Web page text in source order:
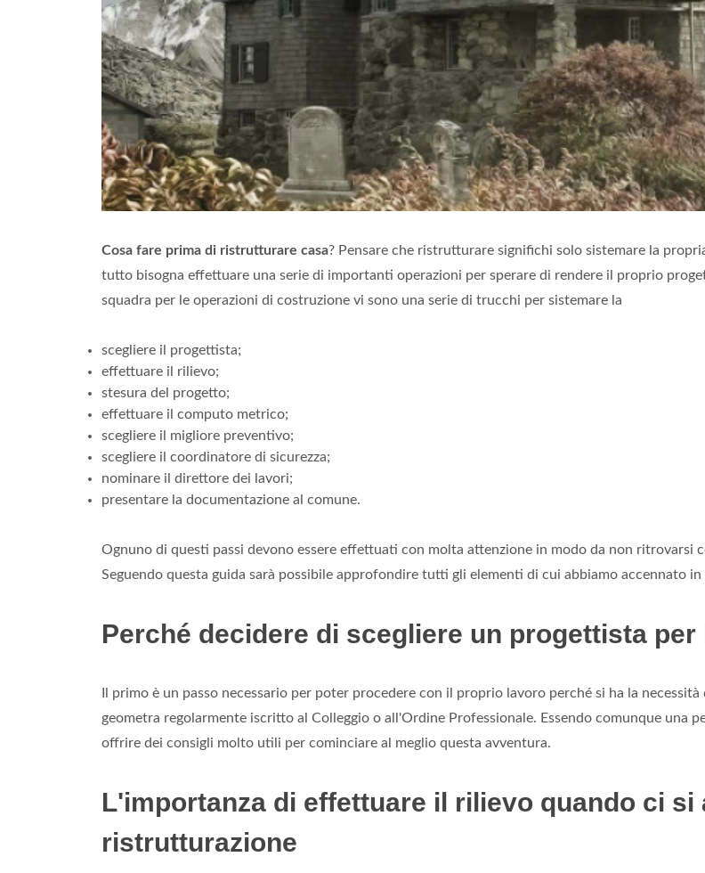
Cosa fare prima di ristrutturare casa? Pensare che ristrutturare significhi solo sistemare la
tutto bisogna effettuare una serie di importanti operazioni per sperare di rendere il proprio
squadra per le operazioni di costruzione vi sono una serie di trucchi per sistemare la
scegliere il progettista;
effettuare il rilievo;
stesura del progetto;
effettuare il computo metrico;
scegliere il migliore preventivo;
scegliere il coordinatore di sicurezza;
nominare il direttore dei lavori;
presentare la documentazione al comune.
Ognuno di questi passi devono essere effettuati con molta attenzione in modo da non ritrovarsi
Seguendo questa guida sarà possibile approfondire tutti gli elementi di cui abbiamo accennato in
Perché decidere di scegliere un progettista
Il primo è un passo necessario per poter procedere con il proprio lavoro perché si ha la
geometra regolarmente iscritto al Colleggio o all'Ordine Professionale. Essendo comunque una
offrire dei consigli molto utili per cominciare al meglio questa avventura.
L'importanza di effettuare il rilievo quando ci
ristrutturazione